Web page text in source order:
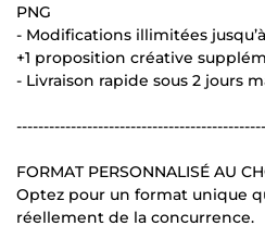
PNG
- Modifications illimitées
+1 proposition créative
- Livraison rapide sous 2 jours
FORMAT PERSONNALISÉ AU
Optez pour un format unique
réellement de la concurrence.